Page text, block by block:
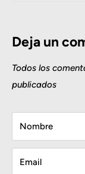
Deja un
Todos los
publicados
Nombre
Email